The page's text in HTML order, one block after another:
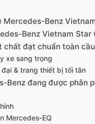
Mercedes-Benz
Benz Vietnam Star
chất đạt chuẩn toàn
xe sang trọng
& trang thiết bị tối tân
Benz đang được phân
Mercedes-EQ